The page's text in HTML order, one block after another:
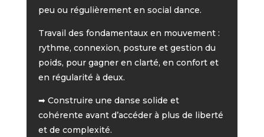
peu ou régulièrement en social dance.
Travail des fondamentaux en mouvement :
rythme, connexion, posture et gestion du
poids, pour gagner en clarté, en confort et
en régularité à deux.
➡ Construire une danse solide et
cohérente avant d’accéder à plus de liberté
et de complexité.